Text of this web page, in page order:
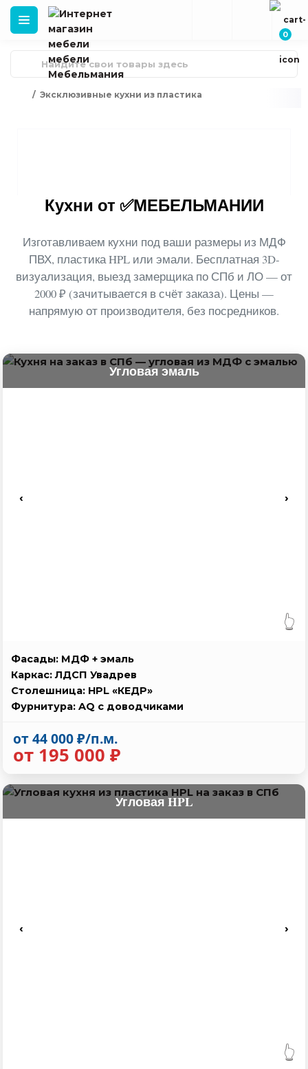
0
Эксклюзивные кухни из пластика
Кухни от ✅МЕБЕЛЬМАНИИ
Изготавливаем кухни под ваши размеры из МДФ
ПВХ, пластика HPL или эмали. Бесплатная 3D-
визуализация, выезд замерщика по СПб и ЛО — от
2000 ₽ (зачитывается в счёт заказа). Цены —
напрямую от производителя, без посредников.
Угловая эмаль
‹ ›
👆
Фасады: МДФ + эмаль
Каркас: ЛДСП Увадрев
Столешница: HPL «КЕДР»
Фурнитура: AQ с доводчиками
от 44 000 ₽/п.м.
от 195 000 ₽
Угловая HPL
‹ ›
👆